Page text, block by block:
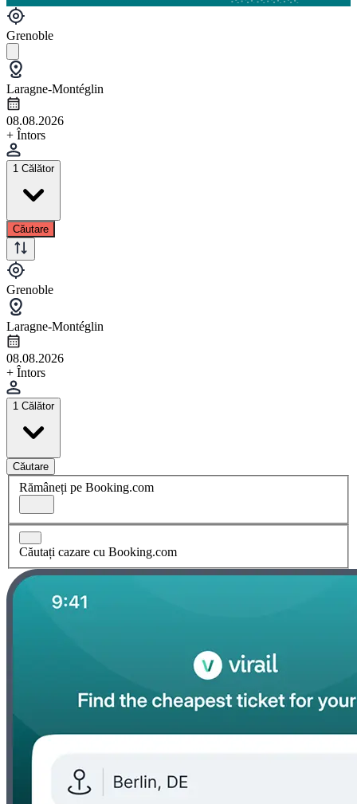
Grenoble
Laragne-Montéglin
08.08.2026
+ Întors
1 Călător
Căutare
Grenoble
Laragne-Montéglin
08.08.2026
+ Întors
1 Călător
Căutare
Rămâneți pe Booking.com
Căutați cazare cu Booking.com